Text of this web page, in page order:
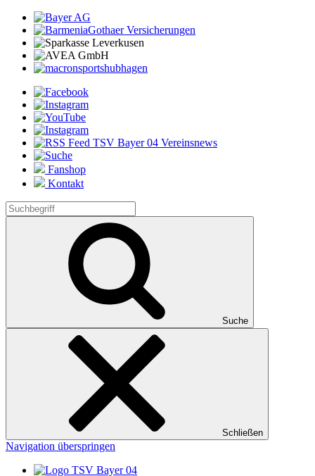
Fanshop
Kontakt
Suche
Schließen
Navigation überspringen